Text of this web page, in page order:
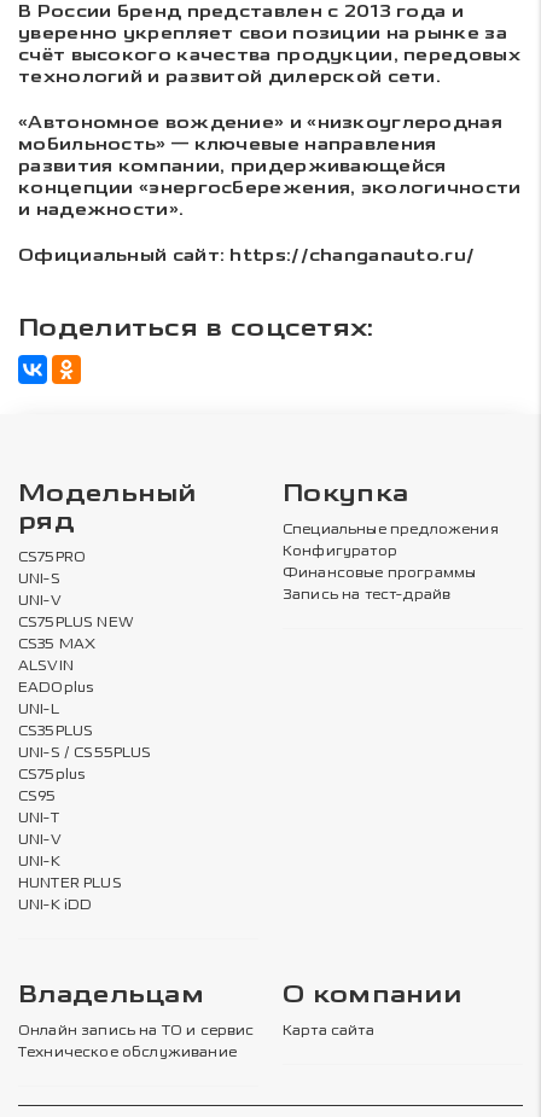
В России бренд представлен с 2013 года и
уверенно укрепляет свои позиции на рынке за
счёт высокого качества продукции, передовых
технологий и развитой дилерской сети.
«Автономное вождение» и «низкоуглеродная
мобильность» — ключевые направления
развития компании, придерживающейся
концепции «энергосбережения, экологичности
и надежности».
Официальный сайт: https://changanauto.ru/
Поделиться в соцсетях:
Модельный
ряд
CS75PRO
UNI-S
UNI-V
CS75PLUS NEW
CS35 MAX
ALSVIN
EADOplus
UNI-L
CS35PLUS
UNI-S / CS55PLUS
CS75plus
CS95
UNI-T
UNI-V
UNI-K
HUNTER PLUS
UNI-K iDD
Покупка
Специальные предложения
Конфигуратор
Финансовые программы
Запись на тест-драйв
Владельцам
Онлайн запись на ТО и сервис
Техническое обслуживание
О компании
Карта сайта